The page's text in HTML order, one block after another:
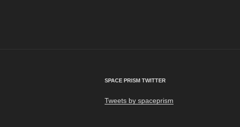
シ
ョ
SPACE PRISM TWITTER
Tweets by spaceprism